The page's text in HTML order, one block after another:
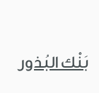
بَنْك البُذور